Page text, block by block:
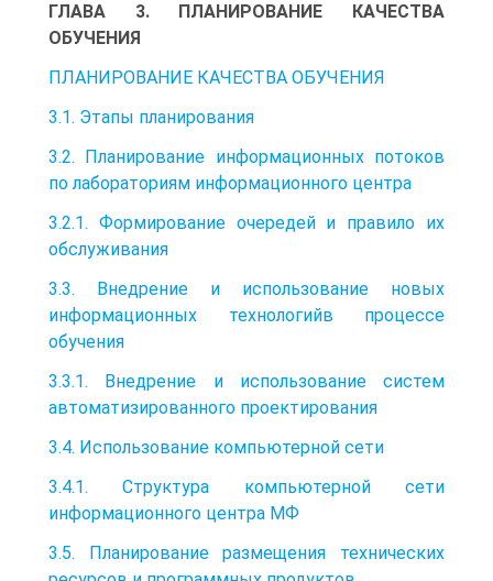
ГЛАВА 3. ПЛАНИРОВАНИЕ КАЧЕСТВА
ОБУЧЕНИЯ
ПЛАНИРОВАНИЕ КАЧЕСТВА ОБУЧЕНИЯ
3.1. Этапы планирования
3.2. Планирование информационных потоков
по лабораториям информационного центра
3.2.1. Формирование очередей и правило их
обслуживания
3.3. Внедрение и использование новых
информационных технологийв процессе
обучения
3.3.1. Внедрение и использование систем
автоматизированного проектирования
3.4. Использование компьютерной сети
3.4.1. Структура компьютерной сети
информационного центра МФ
3.5. Планирование размещения технических